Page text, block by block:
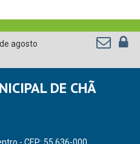
agosto
DE CHÃ